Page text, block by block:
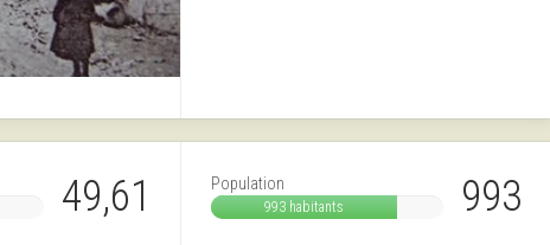
49,61 993
Population
993 habitants